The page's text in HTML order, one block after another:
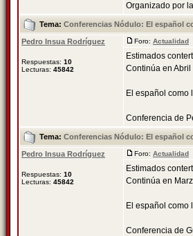
Organizado por
Tema: Conferencias Nódulo: El español
Pedro Insua Rodríguez
Respuestas: 10
Lecturas: 45842
Foro: Actualidad
Estimados
Continúa en
El español como
Conferencia de
Tema: Conferencias Nódulo: El español
Pedro Insua Rodríguez
Respuestas: 10
Lecturas: 45842
Foro: Actualidad
Estimados
Continúa en
El español como
Conferencia de